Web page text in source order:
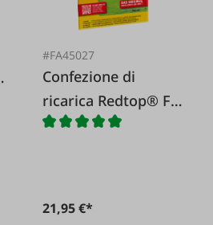
#FA45027
Confezione di
ricarica Redtop® Fly
Trap XL
21,95 €*